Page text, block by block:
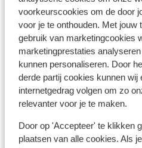
voorkeurscookies om de door
voor je te onthouden. Met
gebruik van marketingcookies
marketingprestaties
kunnen personaliseren. Door
derde partij cookies kunnen wij
internetgedrag volgen om zo
relevanter voor je te maken.
Door op 'Accepteer' te klikken
plaatsen van alle cookies. Als
Aan het strand
Afstand tot centrum: side
Barstreet: 50 m
Winkels: 50 m
Restaurant: 50 m
Dolmus ( bestemming
Ook interessant